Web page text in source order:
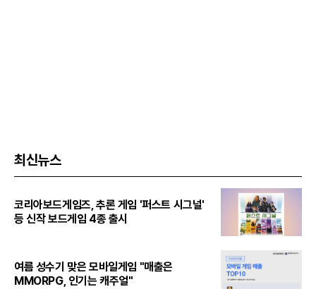
최신뉴스
코리아보드게임즈, 추론 게임 '퍼스트 시그널'
등 신작 보드게임 4종 출시
여름 성수기 맞은 모바일게임 "매출은
MMORPG, 인기는 캐주얼"